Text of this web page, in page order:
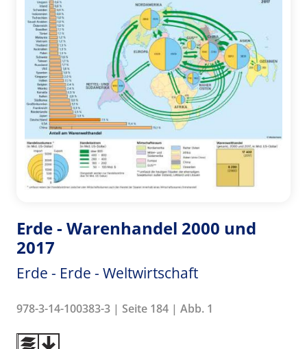
Erde - Warenhandel 2000 und
2017
Erde - Erde - Weltwirtschaft
978-3-14-100383-3 | Seite 184 | Abb. 1